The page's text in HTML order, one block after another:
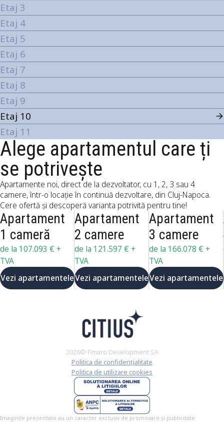
Etaj 3
Etaj 4
Etaj 5
Etaj 6
Etaj 7
Etaj 8
Etaj 9
Etaj 10
Etaj 11
Alege apartamentul care ți
se potrivește
Apartamente noi, direct de la dezvoltator, cu 1, 2, 3 sau 4
camere, într-o locație în continuă dezvoltare, din Cluj-Napoca.
Cere ofertă și descoperă varianta potrivită pentru tine!
Apartament
1 cameră
de la 107.093 € +
TVA
Vezi apartamentele
Apartament
2 camere
de la 121.597 € +
TVA
Vezi apartamentele
Apartament
3 camere
de la 166.078 € +
TVA
Vezi apartamentele
2026© Fimaro Development SA
Politica de confidențialitate
Politica de utilizare cookies
Imaginile prezentate au un caracter exclusiv de promovare și publicitate.